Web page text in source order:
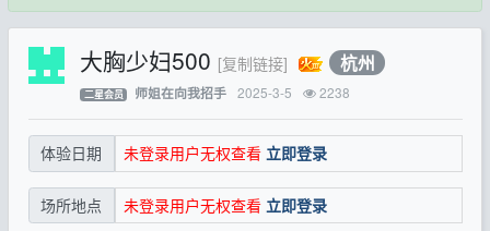
大胸少妇500 [复制链接] 杭州
二星会员 师姐在向我招手 2025-3-5 2238
体验日期 未登录用户无权查看 立即登录
场所地点 未登录用户无权查看 立即登录